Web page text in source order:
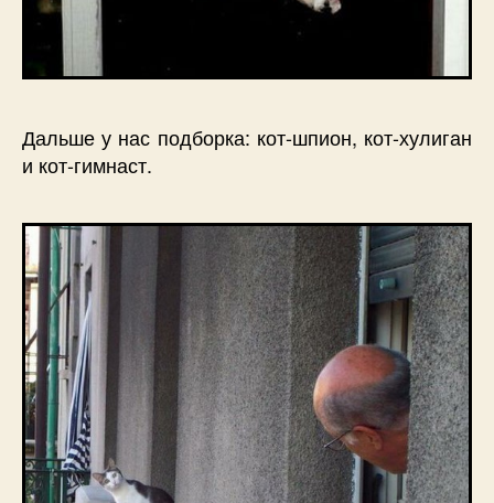
Дальше у нас подборка: кот-шпион, кот-хулиган
и кот-гимнаст.